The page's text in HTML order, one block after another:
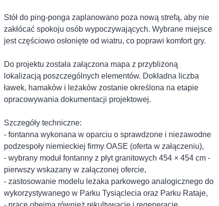
Stół do ping-ponga zaplanowano poza nową strefą, aby nie
zakłócać spokoju osób wypoczywających. Wybrane miejsce
jest częściowo osłonięte od wiatru, co poprawi komfort gry.
Do projektu została załączona mapa z przybliżoną
lokalizacją poszczególnych elementów. Dokładna liczba
ławek, hamaków i leżaków zostanie określona na etapie
opracowywania dokumentacji projektowej.
Szczegóły techniczne:
- fontanna wykonana w oparciu o sprawdzone i niezawodne
podzespoły niemieckiej firmy OASE (oferta w załączeniu),
- wybrany moduł fontanny z płyt granitowych 454 × 454 cm -
pierwszy wskazany w załączonej ofercie,
- zastosowanie modelu leżaka parkowego analogicznego do
wykorzystywanego w Parku Tysiąclecia oraz Parku Rataje,